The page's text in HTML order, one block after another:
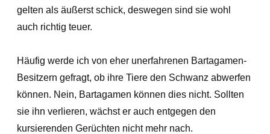
gelten als äußerst schick, deswegen sind sie wohl
auch richtig teuer.
Häufig werde ich von eher unerfahrenen Bartagamen-
Besitzern gefragt, ob ihre Tiere den Schwanz abwerfen
können. Nein, Bartagamen können dies nicht. Sollten
sie ihn verlieren, wächst er auch entgegen den
kursierenden Gerüchten nicht mehr nach.